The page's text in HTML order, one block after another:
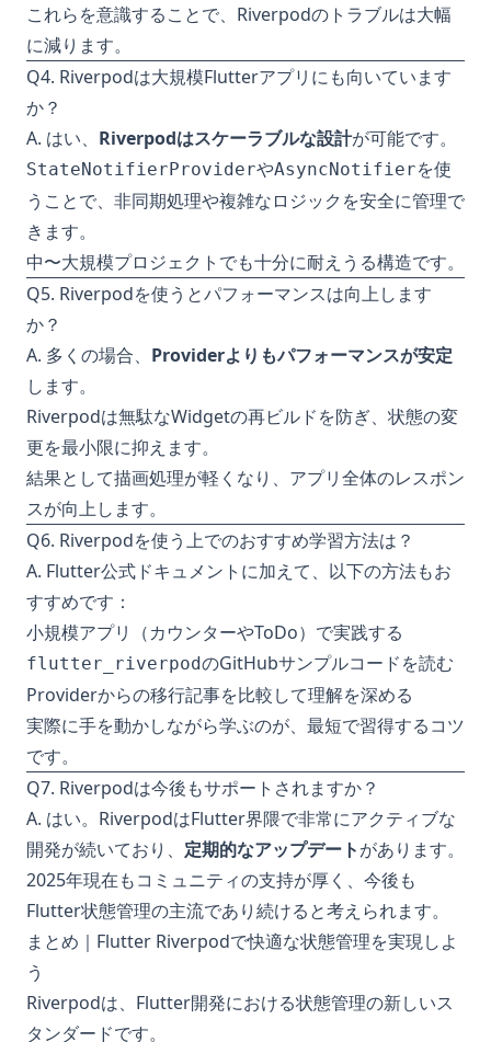
これらを意識することで、Riverpodのトラブルは大幅
に減ります。
Q4. Riverpodは大規模Flutterアプリにも向いています
か？
A. はい、 Riverpodはスケーラブルな設計が可能です。
StateNotifierProviderやAsyncNotifierを使
うことで、非同期処理や複雑なロジックを安全に管理で
きます。
中〜大規模プロジェクトでも十分に耐えうる構造です。
Q5. Riverpodを使うとパフォーマンスは向上します
か？
A. 多くの場合、 Providerよりもパフォーマンスが安定
します。
Riverpodは無駄なWidgetの再ビルドを防ぎ、状態の変
更を最小限に抑えます。
結果として描画処理が軽くなり、アプリ全体のレスポン
スが向上します。
Q6. Riverpodを使う上でのおすすめ学習方法は？
A. Flutter公式ドキュメントに加えて、以下の方法もお
すすめです：
小規模アプリ（カウンターやToDo）で実践する
flutter_riverpodのGitHubサンプルコードを読む
Providerからの移行記事を比較して理解を深める
実際に手を動かしながら学ぶのが、最短で習得するコツ
です。
Q7. Riverpodは今後もサポートされますか？
A. はい。RiverpodはFlutter界隈で非常にアクティブな
開発が続いており、 定期的なアップデートがあります。
2025年現在もコミュニティの支持が厚く、今後も
Flutter状態管理の主流であり続けると考えられます。
まとめ｜Flutter Riverpodで快適な状態管理を実現しよ
う
Riverpodは、Flutter開発における状態管理の新しいス
タンダードです。